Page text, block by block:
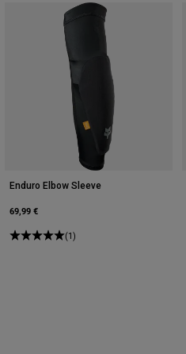
Enduro Elbow Sleeve
69,99 €
(1)